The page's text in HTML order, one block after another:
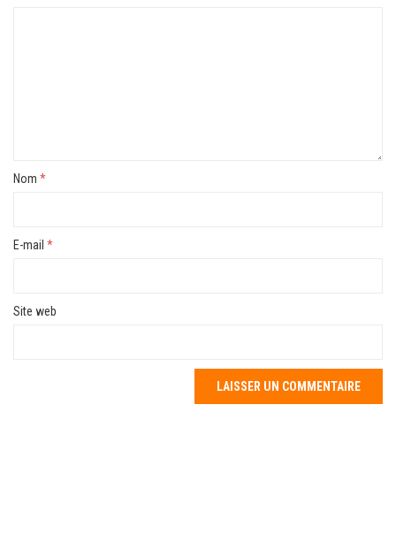
Nom *
E-mail *
Site web